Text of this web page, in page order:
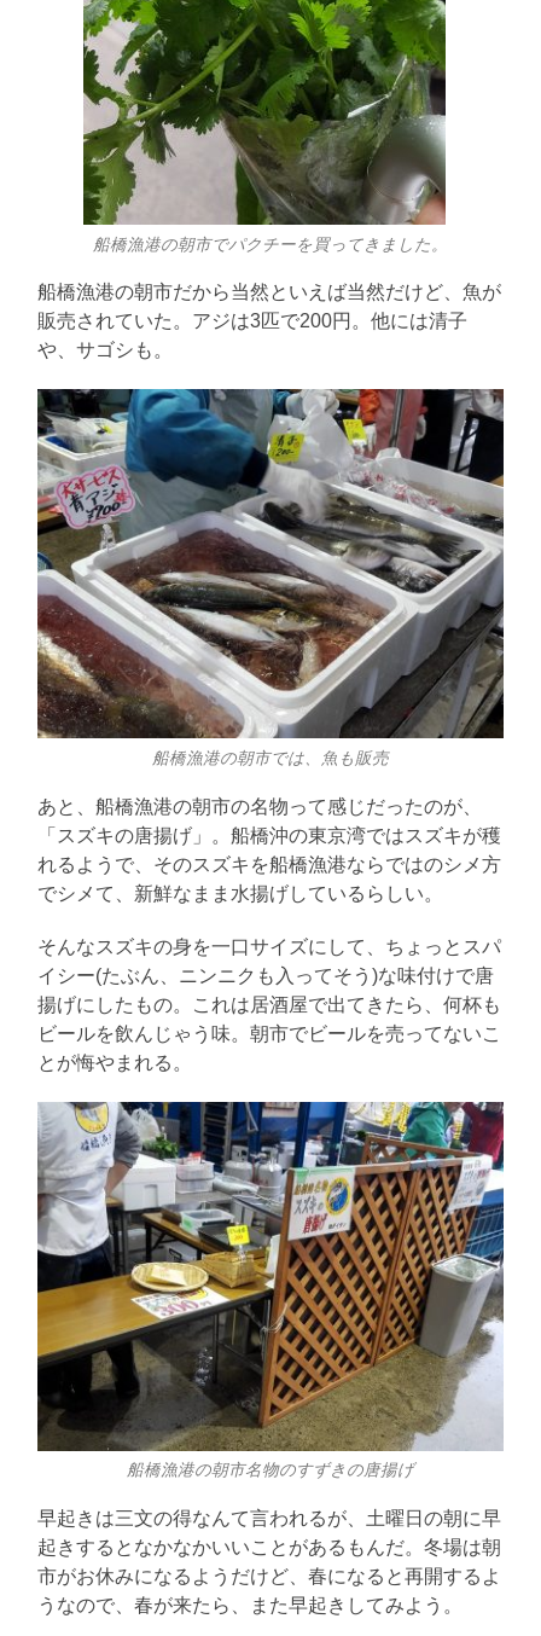
船橋漁港の朝市でパクチーを買ってきました。
船橋漁港の朝市だから当然といえば当然だけど、魚が
販売されていた。アジは3匹で200円。他には清子
や、サゴシも。
船橋漁港の朝市では、魚も販売
あと、船橋漁港の朝市の名物って感じだったのが、
「スズキの唐揚げ」。船橋沖の東京湾ではスズキが穫
れるようで、そのスズキを船橋漁港ならではのシメ方
でシメて、新鮮なまま水揚げしているらしい。
そんなスズキの身を一口サイズにして、ちょっとスパ
イシー(たぶん、ニンニクも入ってそう)な味付けで唐
揚げにしたもの。これは居酒屋で出てきたら、何杯も
ビールを飲んじゃう味。朝市でビールを売ってないこ
とが悔やまれる。
船橋漁港の朝市名物のすずきの唐揚げ
早起きは三文の得なんて言われるが、土曜日の朝に早
起きするとなかなかいいことがあるもんだ。冬場は朝
市がお休みになるようだけど、春になると再開するよ
うなので、春が来たら、また早起きしてみよう。